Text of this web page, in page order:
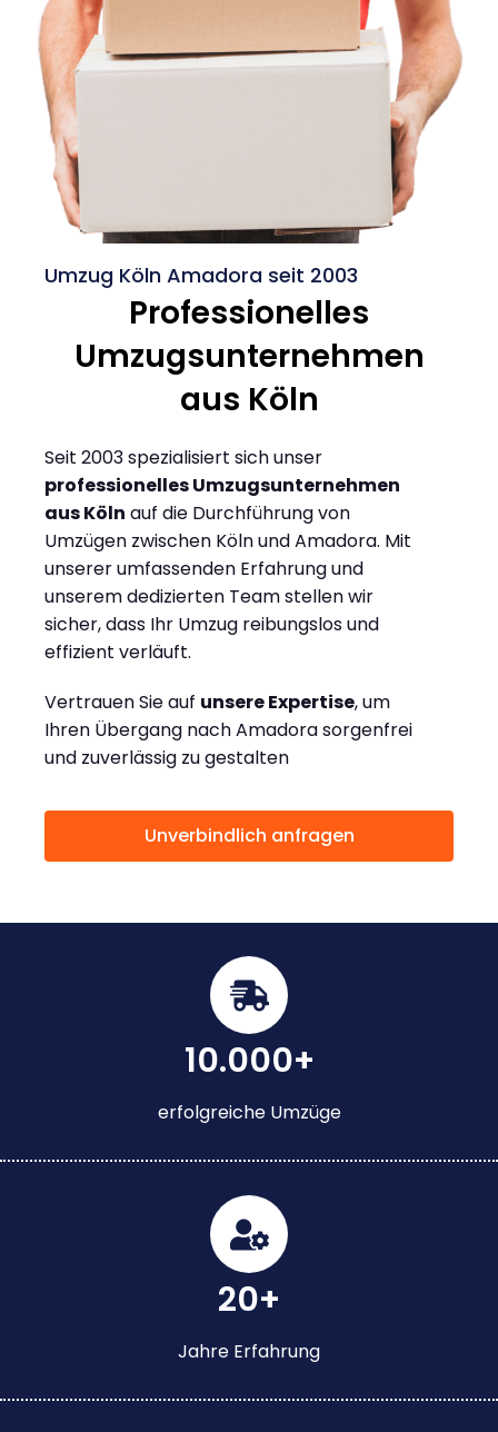
Umzug Köln Amadora seit 2003
Professionelles
Umzugsunternehmen
aus Köln
Seit 2003 spezialisiert sich unser
professionelles Umzugsunternehmen
aus Köln auf die Durchführung von
Umzügen zwischen Köln und Amadora. Mit
unserer umfassenden Erfahrung und
unserem dedizierten Team stellen wir
sicher, dass Ihr Umzug reibungslos und
effizient verläuft.
Vertrauen Sie auf unsere Expertise, um
Ihren Übergang nach Amadora sorgenfrei
und zuverlässig zu gestalten
Unverbindlich anfragen
10.000+
erfolgreiche Umzüge
20+
Jahre Erfahrung